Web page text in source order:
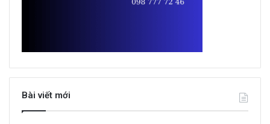
Bài viết mới